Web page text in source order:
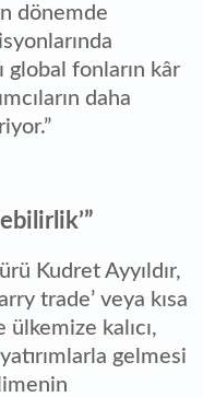
dönemde
global fonların kâr
daha
Kudret Ayyıldır,
trade’ veya kısa
kalıcı,
gelmesi